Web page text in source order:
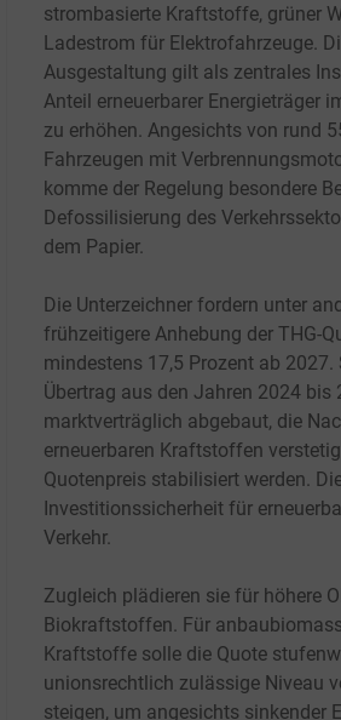
strombasierte Kraftstoffe, grüner
Ladestrom für Elektrofahrzeuge.
Ausgestaltung gilt als zentrales
Anteil erneuerbarer Energieträger
zu erhöhen. Angesichts von rund
Fahrzeugen mit
komme der Regelung besondere
Defossilisierung des
dem Papier.
Die Unterzeichner fordern unter
frühzeitigere Anhebung der THG-
mindestens 17,5 Prozent ab 2027.
Übertrag aus den Jahren 2024 bis
marktverträglich abgebaut, die
erneuerbaren Kraftstoffen
Quotenpreis stabilisiert werden.
Investitionssicherheit für
Verkehr.
Zugleich plädieren sie für höhere
Biokraftstoffen. Für
Kraftstoffe solle die Quote
unionsrechtlich zulässige Niveau
steigen, um angesichts sinkender